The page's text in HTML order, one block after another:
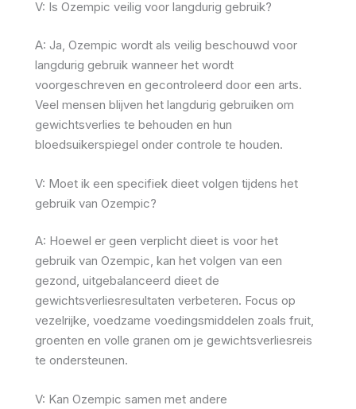
V: Is Ozempic veilig voor langdurig gebruik?
A: Ja, Ozempic wordt als veilig beschouwd voor
langdurig gebruik wanneer het wordt
voorgeschreven en gecontroleerd door een arts.
Veel mensen blijven het langdurig gebruiken om
gewichtsverlies te behouden en hun
bloedsuikerspiegel onder controle te houden.
V: Moet ik een specifiek dieet volgen tijdens het
gebruik van Ozempic?
A: Hoewel er geen verplicht dieet is voor het
gebruik van Ozempic, kan het volgen van een
gezond, uitgebalanceerd dieet de
gewichtsverliesresultaten verbeteren. Focus op
vezelrijke, voedzame voedingsmiddelen zoals fruit,
groenten en volle granen om je gewichtsverliesreis
te ondersteunen.
V: Kan Ozempic samen met andere